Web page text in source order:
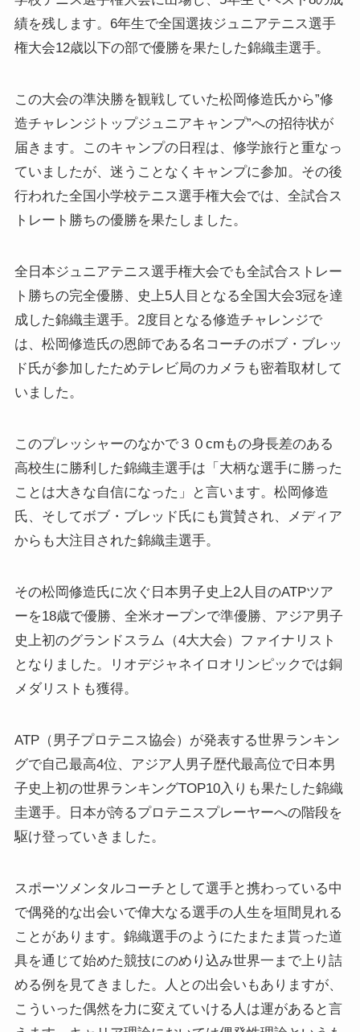
績を残します。6年生で全国選抜ジュニアテニス選手
権大会12歳以下の部で優勝を果たした錦織圭選手。
この大会の準決勝を観戦していた松岡修造氏から”修
造チャレンジトップジュニアキャンプ”への招待状が
届きます。このキャンプの日程は、修学旅行と重なっ
ていましたが、迷うことなくキャンプに参加。その後
行われた全国小学校テニス選手権大会では、全試合ス
トレート勝ちの優勝を果たしました。
全日本ジュニアテニス選手権大会でも全試合ストレー
ト勝ちの完全優勝、史上5人目となる全国大会3冠を達
成した錦織圭選手。2度目となる修造チャレンジで
は、松岡修造氏の恩師である名コーチのボブ・ブレッ
ド氏が参加したためテレビ局のカメラも密着取材して
いました。
このプレッシャーのなかで３０cmもの身長差のある
高校生に勝利した錦織圭選手は「大柄な選手に勝った
ことは大きな自信になった」と言います。松岡修造
氏、そしてボブ・ブレッド氏にも賞賛され、メディア
からも大注目された錦織圭選手。
その松岡修造氏に次ぐ日本男子史上2人目のATPツア
ーを18歳で優勝、全米オープンで準優勝、アジア男子
史上初のグランドスラム（4大大会）ファイナリスト
となりました。リオデジャネイロオリンピックでは銅
メダリストも獲得。
ATP（男子プロテニス協会）が発表する世界ランキン
グで自己最高4位、アジア人男子歴代最高位で日本男
子史上初の世界ランキングTOP10入りも果たした錦織
圭選手。日本が誇るプロテニスプレーヤーへの階段を
駆け登っていきました。
スポーツメンタルコーチとして選手と携わっている中
で偶発的な出会いで偉大なる選手の人生を垣間見れる
ことがあります。錦織選手のようにたまたま貰った道
具を通じて始めた競技にのめり込み世界一まで上り詰
める例を見てきました。人との出会いもありますが、
こういった偶然を力に変えていける人は運があると言